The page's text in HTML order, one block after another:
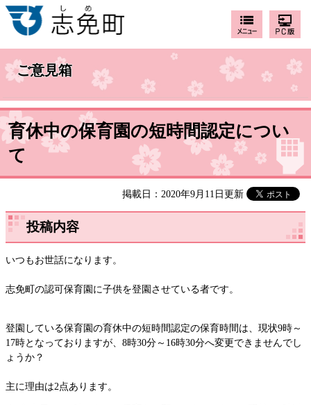
ご意見箱
育休中の保育園の短時間認定につい
て
掲載日：2020年9月11日更新
投稿内容
いつもお世話になります。
志免町の認可保育園に子供を登園させている者です。
登園している保育園の育休中の短時間認定の保育時間は、現状9時～
17時となっておりますが、8時30分～16時30分へ変更できませんでし
ょうか？
主に理由は2点あります。